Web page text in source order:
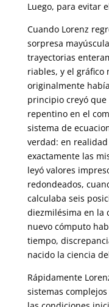
Luego, para evitar
Cuando Lorenz
sorpresa
trayectorias
riables, y el gráfico
originalmente
principio creyó
repentino en el
sistema de
verdad: en
exactamente las
leyó valores
redondeados,
calculaba seis
diezmilé­sima en la
nuevo cómputo
tiempo,
nacido la ciencia
Rápidamente
sistemas